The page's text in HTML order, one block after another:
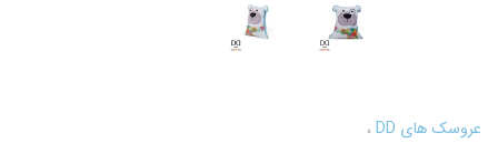
عروسک های DD